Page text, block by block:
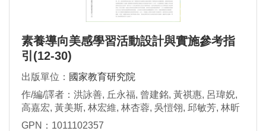
素養導向美感學習活動設計與實施參考指
引(12-30)
出版單位： 國家教育研究院
作/編/譯者：洪詠善, 丘永福, 曾建銘, 黃祺惠, 呂瑋婗,
高嘉宏, 黃美斯, 林宏維, 林杏蓉, 吳愷翎, 邱敏芳, 林昕
曄, 潘玟箮, 林文雄, 黃國哲, 方美霞, 賴佩莉, 高音璞, 郭
GPN：1011102357